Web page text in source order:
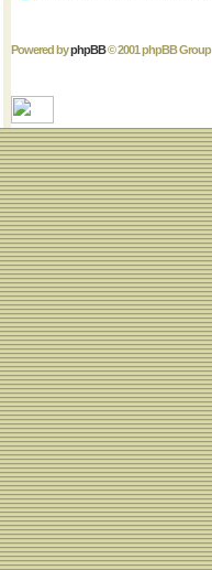
Powered byphpBB© 2001 phpBB Group